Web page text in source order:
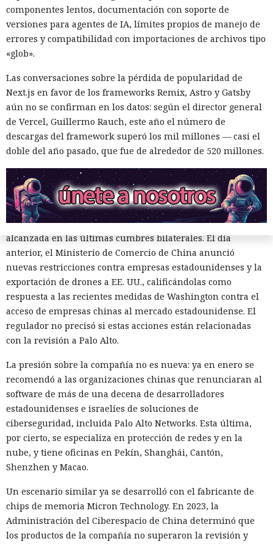
estadounidenses hace tiempo que son noticia habitual —
ahora un escenario similarse está desarrollandoen sentido
inverso. La Administración del Ciberespacio de China
anunció el inicio de una revisión de los productos de la
estadounidense Palo Alto Networks que se venden en el
territorio del país, citando riesgos para la infraestructura
informática crítica y la seguridad nacional.
El regulador no nombró productos concretos de la compañía
sujetos a revisión, no reveló la naturaleza de posibles
vulnerabilidades ni precisó qué medidas podrían seguir en
caso de detectarse incumplimientos.
La decisión se produjo en medio del empeoramiento de las
disputas comerciales y tecnológicas entre Pekín y
Washington, que ponen en peligro la frágil tregua
alcanzada en las últimas cumbres bilaterales. El día
anterior, el Ministerio de Comercio de China anunció
nuevas restricciones contra empresas estadounidenses y la
exportación de drones a EE. UU., calificándolas como
respuesta a las recientes medidas de Washington contra el
acceso de empresas chinas al mercado estadounidense. El
regulador no precisó si estas acciones están relacionadas
con la revisión a Palo Alto.
La presión sobre la compañía no es nueva: ya en enero se
recomendó a las organizaciones chinas que renunciaran al
software de más de una decena de desarrolladores
estadounidenses e israelíes de soluciones de
ciberseguridad, incluida Palo Alto Networks. Esta última,
por cierto, se especializa en protección de redes y en la
nube, y tiene oficinas en Pekín, Shanghái, Cantón,
Shenzhen y Macao.
Un escenario similar ya se desarrolló con el fabricante de
chips de memoria Micron Technology. En 2023, la
Administración del Ciberespacio de China determinó que
los productos de la compañía no superaron la revisión y
componentes lentos, documentación con soporte de
versiones para agentes de IA, límites propios de manejo de
errores y compatibilidad con importaciones de archivos tipo
«glob».
Las conversaciones sobre la pérdida de popularidad de
Next.js en favor de los frameworks Remix, Astro y Gatsby
aún no se confirman en los datos: según el director general
de Vercel, Guillermo Rauch, este año el número de
descargas del framework superó los mil millones — casi el
doble del año pasado, que fue de alrededor de 520 millones.
El sonado hackeo a Snowflake
autor, ya espera sentencia en
una celda.
10:34 / 07.08.2026
Hombre podría afrontar hasta 32 años de prisión por filtrar